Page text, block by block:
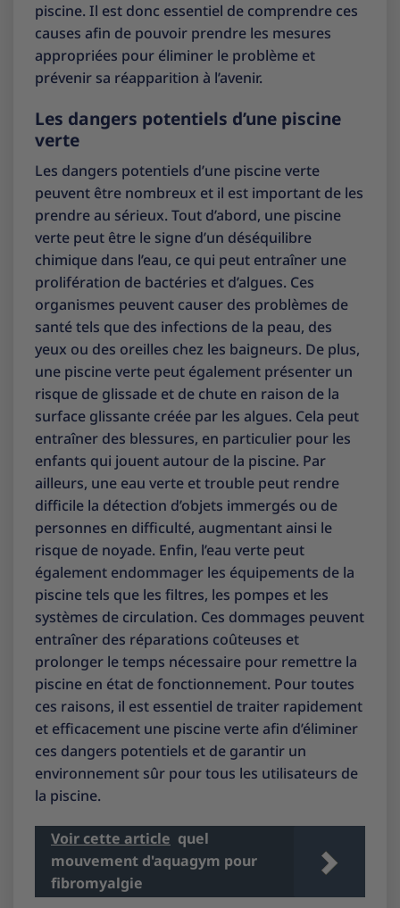
piscine. Il est donc essentiel de comprendre ces
causes afin de pouvoir prendre les mesures
appropriées pour éliminer le problème et
prévenir sa réapparition à l’avenir.
Les dangers potentiels d’une piscine
verte
Les dangers potentiels d’une piscine verte
peuvent être nombreux et il est important de les
prendre au sérieux. Tout d’abord, une piscine
verte peut être le signe d’un déséquilibre
chimique dans l’eau, ce qui peut entraîner une
prolifération de bactéries et d’algues. Ces
organismes peuvent causer des problèmes de
santé tels que des infections de la peau, des
yeux ou des oreilles chez les baigneurs. De plus,
une piscine verte peut également présenter un
risque de glissade et de chute en raison de la
surface glissante créée par les algues. Cela peut
entraîner des blessures, en particulier pour les
enfants qui jouent autour de la piscine. Par
ailleurs, une eau verte et trouble peut rendre
difficile la détection d’objets immergés ou de
personnes en difficulté, augmentant ainsi le
risque de noyade. Enfin, l’eau verte peut
également endommager les équipements de la
piscine tels que les filtres, les pompes et les
systèmes de circulation. Ces dommages peuvent
entraîner des réparations coûteuses et
prolonger le temps nécessaire pour remettre la
piscine en état de fonctionnement. Pour toutes
ces raisons, il est essentiel de traiter rapidement
et efficacement une piscine verte afin d’éliminer
ces dangers potentiels et de garantir un
environnement sûr pour tous les utilisateurs de
la piscine.
Voir cette article quel
mouvement d'aquagym pour
fibromyalgie